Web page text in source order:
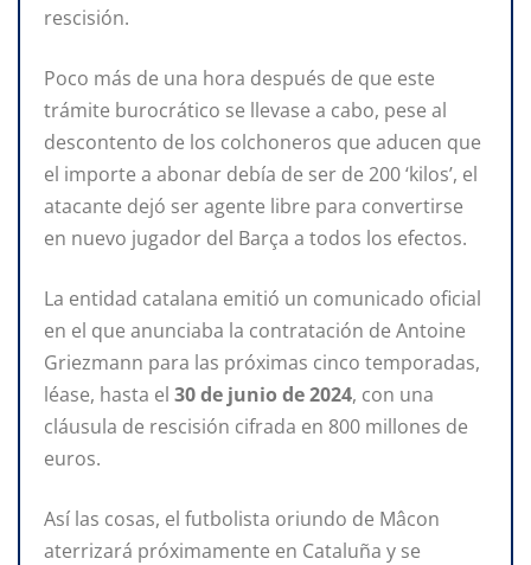
rescisión.
Poco más de una hora después de que este
trámite burocrático se llevase a cabo, pese al
descontento de los colchoneros que aducen que
el importe a abonar debía de ser de 200 ‘kilos’, el
atacante dejó ser agente libre para convertirse
en nuevo jugador del Barça a todos los efectos.
La entidad catalana emitió un comunicado oficial
en el que anunciaba la contratación de Antoine
Griezmann para las próximas cinco temporadas,
léase, hasta el 30 de junio de 2024, con una
cláusula de rescisión cifrada en 800 millones de
euros.
Así las cosas, el futbolista oriundo de Mâcon
aterrizará próximamente en Cataluña y se